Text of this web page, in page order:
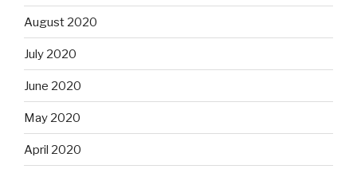
August 2020
July 2020
June 2020
May 2020
April 2020